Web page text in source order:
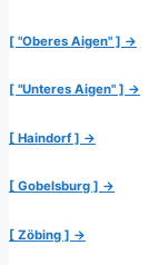
[ "Oberes Aigen" ] →
[ "Unteres Aigen" ] →
[ Haindorf ] →
[ Gobelsburg ] →
[ Zöbing ] →